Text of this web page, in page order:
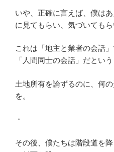
いや、正確に言えば、僕は
に見てもらい、気づいてもら
これは「地主と業者の会話
「人間同士の会話」だという
土地所有を論ずるのに、何
を。
・
その後、僕たちは階段道を